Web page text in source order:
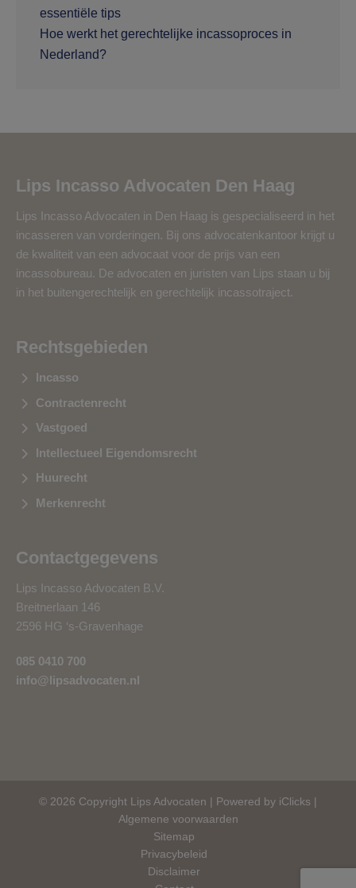
essentiële tips
Hoe werkt het gerechtelijke incassoproces in
Nederland?
Lips Incasso Advocaten Den Haag
Lips Incasso Advocaten in Den Haag is gespecialiseerd in het
incasseren van vorderingen. Bij ons advocatenkantoor krijgt u
de kwaliteit van een advocaat voor de prijs van een
incassobureau. De advocaten en juristen van Lips staan u bij
in het buitengerechtelijk en gerechtelijk incassotraject.
Rechtsgebieden
Incasso
Contractenrecht
Vastgoed
Intellectueel Eigendomsrecht
Huurecht
Merkenrecht
Contactgegevens
Lips Incasso Advocaten B.V.
Breitnerlaan 146
2596 HG ‘s-Gravenhage
085 0410 700
info@lipsadvocaten.nl
© 2026 Copyright Lips Advocaten | Powered by iClicks |
Algemene voorwaarden
Sitemap
Privacybeleid
Disclaimer